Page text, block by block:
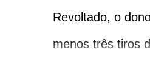
Revoltado, o
menos três tiros